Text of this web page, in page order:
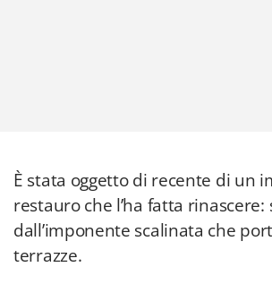
È stata oggetto di recente di un
restauro che l’ha fatta rinascere:
dall’imponente scalinata che
terrazze.